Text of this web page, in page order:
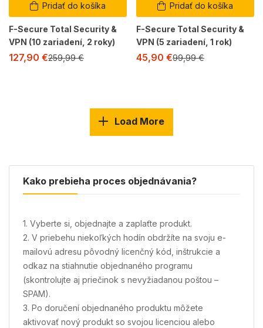
Pridať do košíka
F-Secure Total Security &
VPN (10 zariadení, 2 roky)
127,90 €259,99€
Pridať do košíka
F-Secure Total Security &
VPN (5 zariadení, 1 rok)
45,90 €99,99€
Load More
Kako prebieha proces objednávania?
1. Vyberte si, objednajte a zaplaťte produkt.
2. V priebehu niekoľkých hodín obdržíte na svoju e-
mailovú adresu pôvodný licenčný kód, inštrukcie a
odkaz na stiahnutie objednaného programu
(skontrolujte aj priečinok s nevyžiadanou poštou –
SPAM).
3. Po doručení objednaného produktu môžete
aktivovať nový produkt so svojou licenciou alebo